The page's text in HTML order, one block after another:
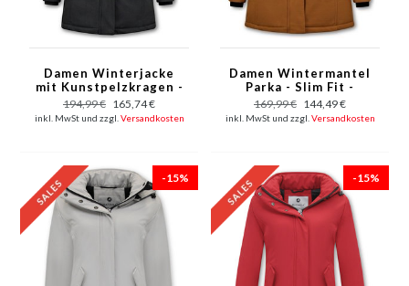
Damen Winterjacke
mit Kunstpelzkragen -
Slim Fit - Schwarz
194,99 € 165,74 €
inkl. MwSt und zzgl. Versandkosten
Damen Wintermantel
Parka - Slim Fit -
Braun
169,99 € 144,49 €
inkl. MwSt und zzgl. Versandkosten
-15% -15%